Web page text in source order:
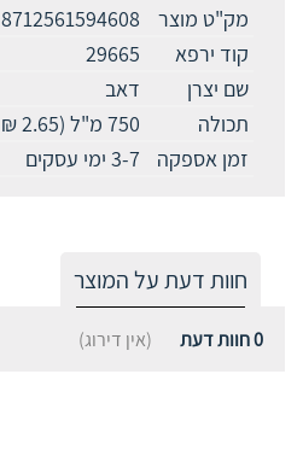
מק"ט מוצר
8712561594608
קוד ירפא
29665
שם יצרן
דאב
תכולה
750 מ"ל (2.65 ₪ ל-100 מ"ל)
זמן אספקה
3-7 ימי עסקים
חוות דעת על המוצר
0חוות דעת (אין דירוג)